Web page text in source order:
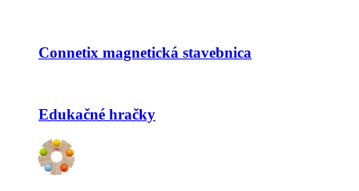
Connetix magnetická stavebnica
Edukačné hračky